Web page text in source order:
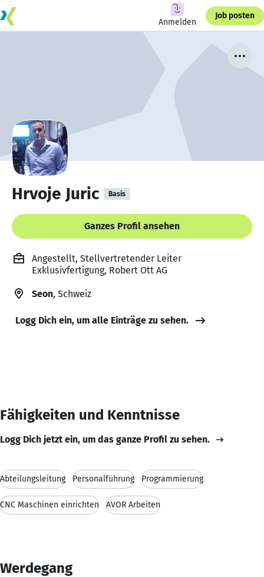
Anmelden
Job posten
Hrvoje Juric Basis
Ganzes Profil ansehen
Angestellt, Stellvertretender Leiter
Exklusivfertigung, Robert Ott AG
Seon, Schweiz
Logg Dich ein, um alle Einträge zu sehen.
Fähigkeiten und Kenntnisse
Logg Dich jetzt ein, um das ganze Profil zu sehen.
Abteilungsleitung Personalführung Programmierung
CNC Maschinen einrichten AVOR Arbeiten
Werdegang